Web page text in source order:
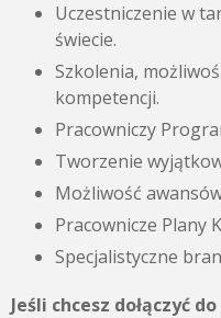
Uczestniczenie w
świecie.
Szkolenia,
kompetencji.
Pracowniczy
Tworzenie
Możliwość
Pracownicze Plany
Specjalistyczne
Jeśli chcesz dołączyć